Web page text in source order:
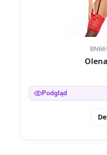
Podgląd